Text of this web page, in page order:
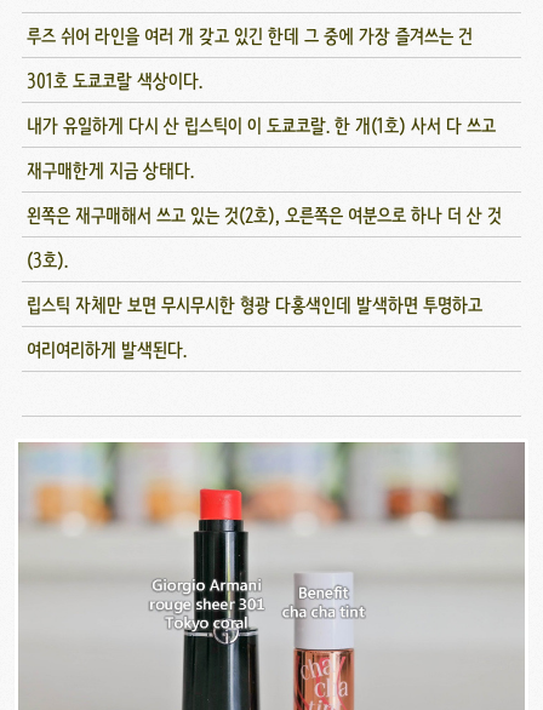
루즈 쉬어 라인을 여러 개 갖고 있긴 한데 그 중에 가장 즐겨쓰는 건
301호 도쿄코랄 색상이다.
내가 유일하게 다시 산 립스틱이 이 도쿄코랄. 한 개(1호) 사서 다 쓰고
재구매한게 지금 상태다.
왼쪽은 재구매해서 쓰고 있는 것(2호), 오른쪽은 여분으로 하나 더 산 것
(3호).
립스틱 자체만 보면 무시무시한 형광 다홍색인데 발색하면 투명하고
여리여리하게 발색된다.